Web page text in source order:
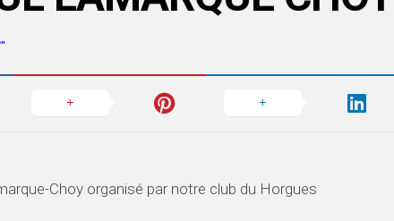
Choy organisé par notre club du Horgues